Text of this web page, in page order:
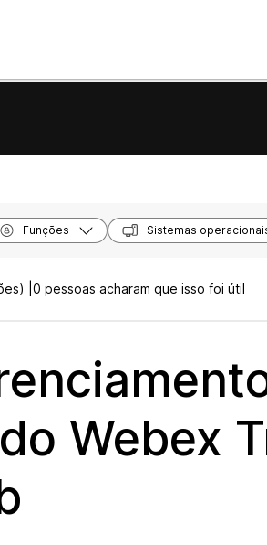
Funções Sistemas
| 0 pessoas acharam que isso foi útil
Webex